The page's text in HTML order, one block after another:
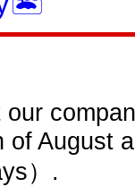
of August
）.